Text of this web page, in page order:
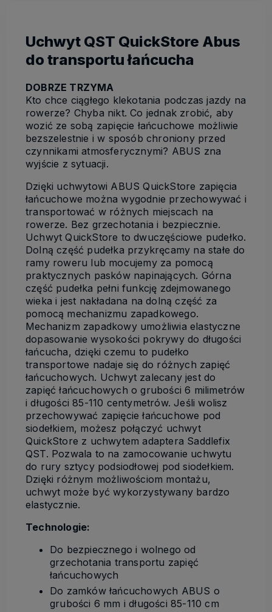
Uchwyt QST QuickStore Abus
do transportu łańcucha
DOBRZE TRZYMA
Kto chce ciągłego klekotania podczas jazdy na
rowerze? Chyba nikt. Co jednak zrobić, aby
wozić ze sobą zapięcie łańcuchowe możliwie
bezszelestnie i w sposób chroniony przed
czynnikami atmosferycznymi? ABUS zna
wyjście z sytuacji.
Dzięki uchwytowi ABUS QuickStore zapięcia
łańcuchowe można wygodnie przechowywać i
transportować w różnych miejscach na
rowerze. Bez grzechotania i bezpiecznie.
Uchwyt QuickStore to dwuczęściowe pudełko.
Dolną część pudełka przykręcamy na stałe do
ramy roweru lub mocujemy za pomocą
praktycznych pasków napinających. Górna
część pudełka pełni funkcję zdejmowanego
wieka i jest nakładana na dolną część za
pomocą mechanizmu zapadkowego.
Mechanizm zapadkowy umożliwia elastyczne
dopasowanie wysokości pokrywy do długości
łańcucha, dzięki czemu to pudełko
transportowe nadaje się do różnych zapięć
łańcuchowych. Uchwyt zalecany jest do
zapięć łańcuchowych o grubości 6 milimetrów
i długości 85-110 centymetrów. Jeśli wolisz
przechowywać zapięcie łańcuchowe pod
siodełkiem, możesz połączyć uchwyt
QuickStore z uchwytem adaptera Saddlefix
QST. Pozwala to na zamocowanie uchwytu
do rury sztycy podsiodłowej pod siodełkiem.
Dzięki różnym możliwościom montażu,
uchwyt może być wykorzystywany bardzo
elastycznie.
Technologie:
Do bezpiecznego i wolnego od
grzechotania transportu zapięć
łańcuchowych
Do zamków łańcuchowych ABUS o
grubości 6 mm i długości 85-110 cm